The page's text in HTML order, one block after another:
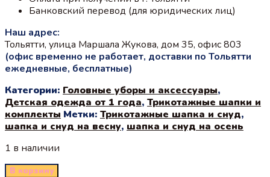
Банковский перевод (для юридических лиц)
Наш адрес:
Тольятти, улица Маршала Жукова, дом 35, офис 803
(офис временно не работает, доставки по Тольятти
ежедневные, бесплатные)
Категории: Головные уборы и аксессуары,
Детская одежда от 1 года, Трикотажные шапки и
комплекты Метки: Трикотажные шапка и снуд,
шапка и снуд на весну, шапка и снуд на осень
1 в наличии
В корзину